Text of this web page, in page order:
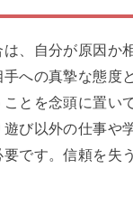
、自分が原因か
への真摯な態度
とを念頭に置い
び以外の仕事や
です。信頼を失